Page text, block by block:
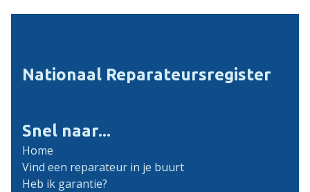
Nationaal Reparateursregister
Snel naar...
Home
Vind een reparateur in je buurt
Heb ik garantie?